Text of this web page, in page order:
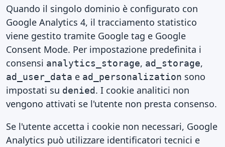
Quando il singolo dominio è configurato con
Google Analytics 4, il tracciamento statistico
viene gestito tramite Google tag e Google
Consent Mode. Per impostazione predefinita i
consensi analytics_storage, ad_storage,
ad_user_data e ad_personalization sono
impostati su denied. I cookie analitici non
vengono attivati se l'utente non presta consenso.
Se l'utente accetta i cookie non necessari, Google
Analytics può utilizzare identificatori tecnici e